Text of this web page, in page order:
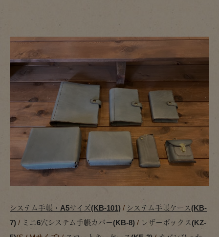
システム手帳・A5サイズ(KB-101) / システム手帳ケース(KB-
7) / ミニ6穴システム手帳カバー(KB-8) / レザーボックス(KZ-